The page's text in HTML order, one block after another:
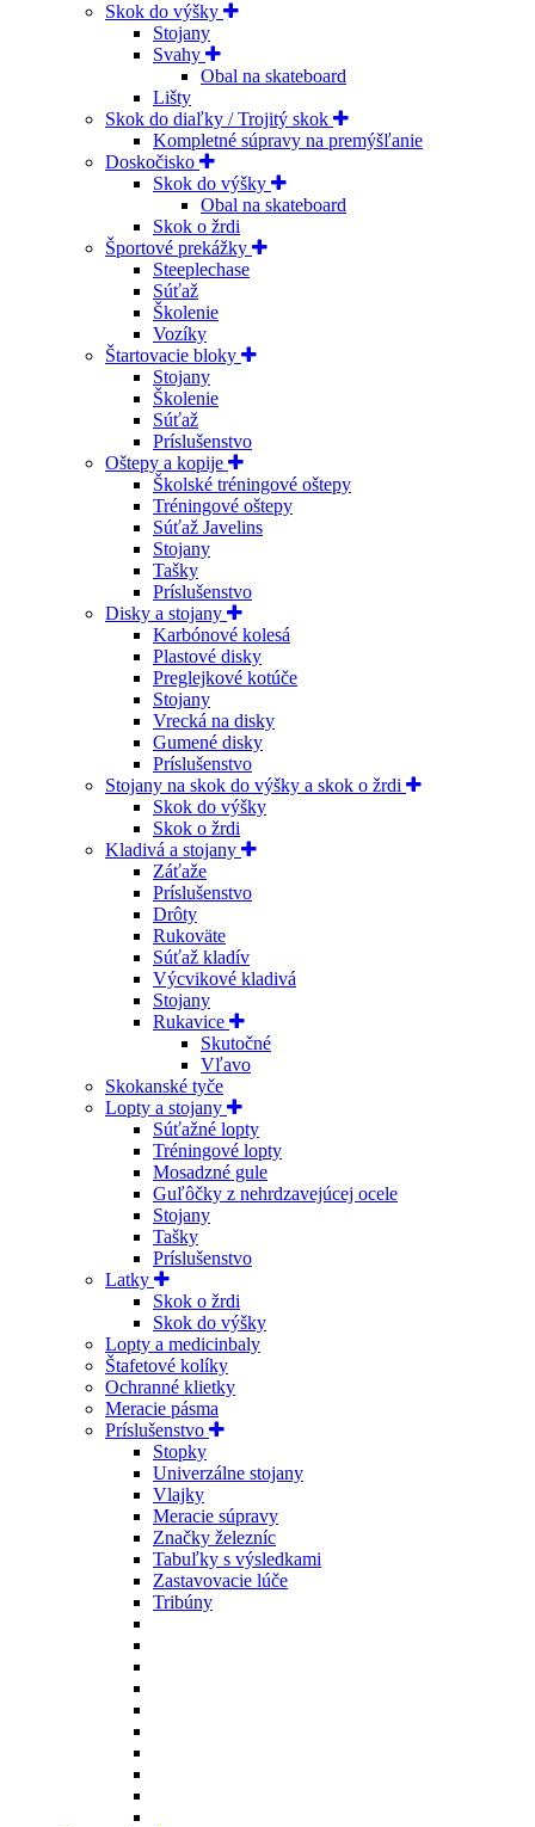
Skok do výšky
Stojany
Svahy
Obal na skateboard
Lišty
Skok do diaľky / Trojitý skok
Kompletné súpravy na premýšľanie
Doskočisko
Skok do výšky
Obal na skateboard
Skok o žrdi
Športové prekážky
Steeplechase
Súťaž
Školenie
Vozíky
Štartovacie bloky
Stojany
Školenie
Súťaž
Príslušenstvo
Oštepy a kopije
Školské tréningové oštepy
Tréningové oštepy
Súťaž Javelins
Stojany
Tašky
Príslušenstvo
Disky a stojany
Karbónové kolesá
Plastové disky
Preglejkové kotúče
Stojany
Vrecká na disky
Gumené disky
Príslušenstvo
Stojany na skok do výšky a skok o žrdi
Skok do výšky
Skok o žrdi
Kladivá a stojany
Záťaže
Príslušenstvo
Drôty
Rukoväte
Súťaž kladív
Výcvikové kladivá
Stojany
Rukavice
Skutočné
Vľavo
Skokanské tyče
Lopty a stojany
Súťažné lopty
Tréningové lopty
Mosadzné gule
Guľôčky z nehrdzavejúcej ocele
Stojany
Tašky
Príslušenstvo
Latky
Skok o žrdi
Skok do výšky
Lopty a medicinbaly
Štafetové kolíky
Ochranné klietky
Meracie pásma
Príslušenstvo
Stopky
Univerzálne stojany
Vlajky
Meracie súpravy
Značky železníc
Tabuľky s výsledkami
Zastavovacie lúče
Tribúny